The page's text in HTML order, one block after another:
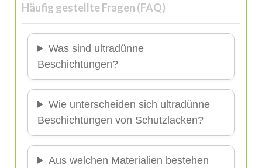
Häufig gestellte Fragen (FAQ)
Was sind ultradünne
Beschichtungen?
Wie unterscheiden sich ultradünne
Beschichtungen von Schutzlacken?
Aus welchen Materialien bestehen